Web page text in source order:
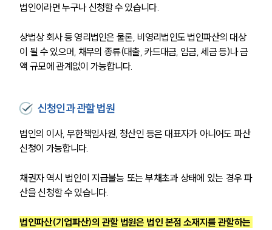
법인이라면 누구나 신청할 수 있습니다.
상법상 회사 등 영리법인은 물론, 비영리법인도 법인파산의 대상
이 될 수 있으며, 채무의 종류(대출, 카드대금, 임금, 세금 등)나 금
액 규모에 관계없이 가능합니다.
신청인과 관할 법원
법인의 이사, 무한책임사원, 청산인 등은 대표자가 아니어도 파산
신청이 가능합니다.
채권자 역시 법인이 지급불능 또는 부채초과 상태에 있는 경우 파
산을 신청할 수 있습니다.
법인파산(기업파산)의 관할 법원은 법인 본점 소재지를 관할하는